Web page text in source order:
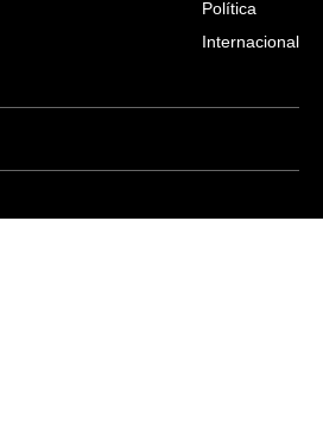
Política
Internacional